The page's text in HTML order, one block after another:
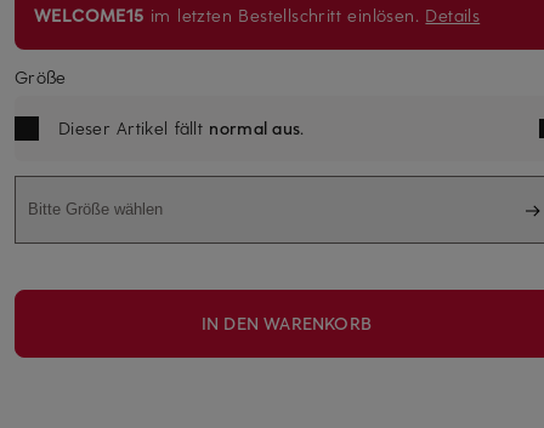
WELCOME15 im letzten Bestellschritt einlösen. Details
Größe
Dieser Artikel fällt normal aus.
Bitte Größe wählen
IN DEN WARENKORB